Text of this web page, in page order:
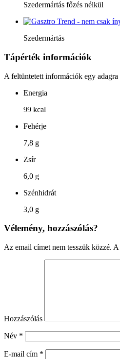
Szedermártás főzés nélkül
Szedermártás
Tápérték információk
A feltüntetett információk egy adagra
Energia
99 kcal
Fehérje
7,8 g
Zsír
6,0 g
Szénhidrát
3,0 g
Vélemény, hozzászólás?
Az email címet nem tesszük közzé. A
Hozzászólás
Név *
E-mail cím *